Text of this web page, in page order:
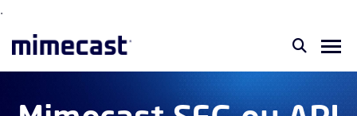
.